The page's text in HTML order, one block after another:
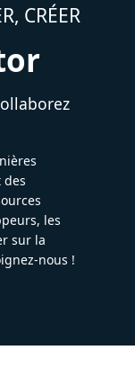
CRÉER
des
les
sur la
nous !